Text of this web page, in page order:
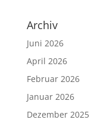
Archiv
Juni 2026
April 2026
Februar 2026
Januar 2026
Dezember 2025